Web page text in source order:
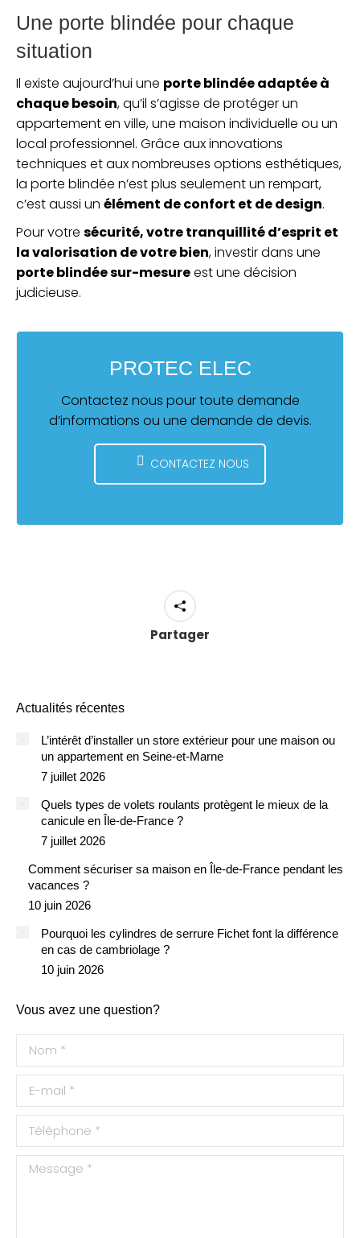
Une porte blindée pour chaque
situation
Il existe aujourd’hui une porte blindée adaptée à
chaque besoin, qu’il s’agisse de protéger un
appartement en ville, une maison individuelle ou un
local professionnel. Grâce aux innovations
techniques et aux nombreuses options esthétiques,
la porte blindée n’est plus seulement un rempart,
c’est aussi un élément de confort et de design.
Pour votre sécurité, votre tranquillité d’esprit et
la valorisation de votre bien, investir dans une
porte blindée sur-mesureest une décision
judicieuse.
PROTEC ELEC
Contactez nous pour toute demande
d’informations ou une demande de devis.
CONTACTEZ NOUS
Partager
Actualités récentes
L’intérêt d’installer un store extérieur pour une maison ou
un appartement en Seine-et-Marne
7 juillet 2026
Quels types de volets roulants protègent le mieux de la
canicule en Île-de-France ?
7 juillet 2026
Comment sécuriser sa maison en Île-de-France pendant les
vacances ?
10 juin 2026
Pourquoi les cylindres de serrure Fichet font la différence
en cas de cambriolage ?
10 juin 2026
Vous avez une question?
Message *